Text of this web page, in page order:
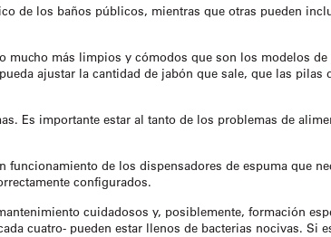
de los baños públicos, mientras que otras pueden
mucho más limpios y cómodos que son los modelos de
ajustar la cantidad de jabón que sale, que las pilas
Es importante estar al tanto de los problemas de
de los dispensadores de espuma que
configurados.
cuidadosos y, posiblemente, formación
cuatro- pueden estar llenos de bacterias nocivas. Si